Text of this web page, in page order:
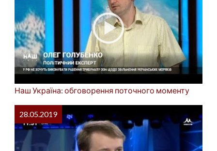
Наш Україна: обговорення поточного моменту
28.05.2019